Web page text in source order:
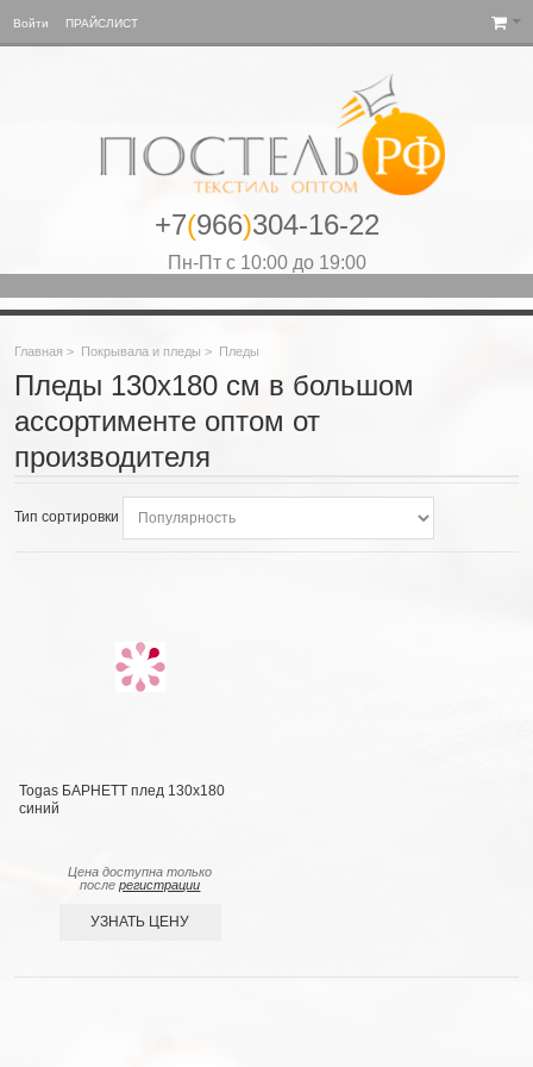
Войти ПРАЙСЛИСТ
+7(966)304-16-22
Пн-Пт с 10:00 до 19:00
Главная > Покрывала и пледы > Пледы
Пледы 130х180 см в большом
ассортименте оптом от
производителя
Тип сортировки
Togas БАРНЕТТ плед 130х180
синий
Цена доступна только
послерегистрации
УЗНАТЬ ЦЕНУ